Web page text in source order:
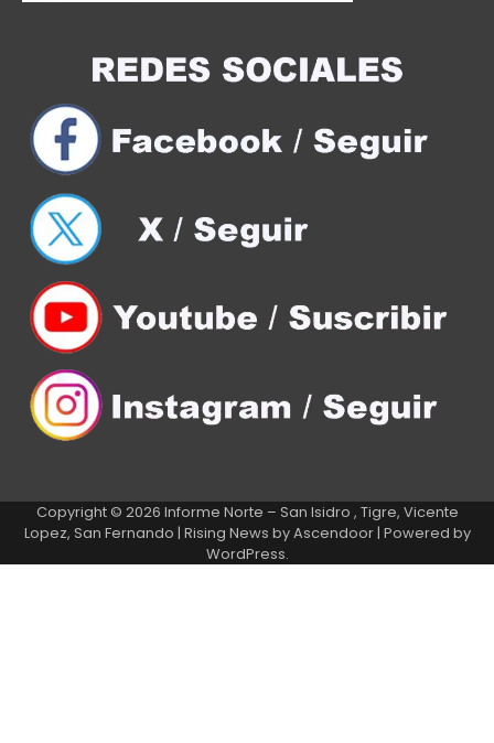
Copyright © 2026 Informe Norte – San Isidro , Tigre, Vicente
Lopez, San Fernando | Rising News byAscendoor| Powered by
WordPress.